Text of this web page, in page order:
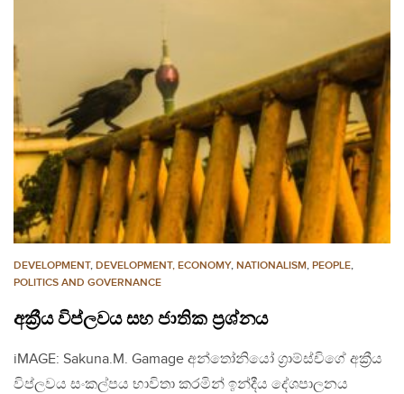
DEVELOPMENT, DEVELOPMENT, ECONOMY, NATIONALISM, PEOPLE,
POLITICS AND GOVERNANCE
අක්‍රීය විප්ලවය සහ ජාතික ප්‍රශ්නය
iMAGE: Sakuna.M. Gamage අන්තෝනියෝ ග්‍රාම්ස්චිගේ අක්‍රීය
විප්ලවය සංකල්පය භාවිතා කරමින් ඉන්දීය දේශපාලනය